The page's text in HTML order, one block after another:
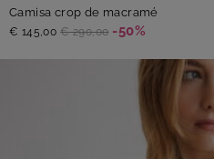
Camisa crop de macramé
€ 145,00 € 290,00 -50%